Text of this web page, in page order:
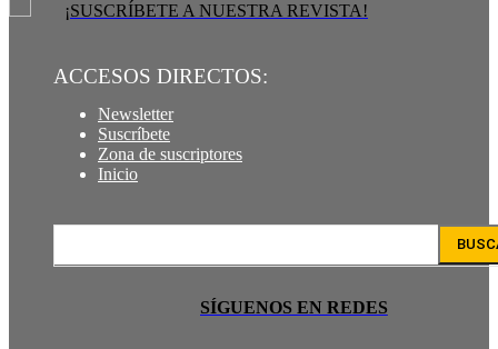
¡SUSCRÍBETE A NUESTRA REVISTA!
ACCESOS DIRECTOS:
Newsletter
Suscríbete
Zona de suscriptores
Inicio
SÍGUENOS EN REDES